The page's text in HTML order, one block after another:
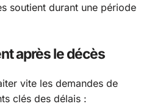
soutient durant une période
après le décès
vite les demandes de
clés des délais :